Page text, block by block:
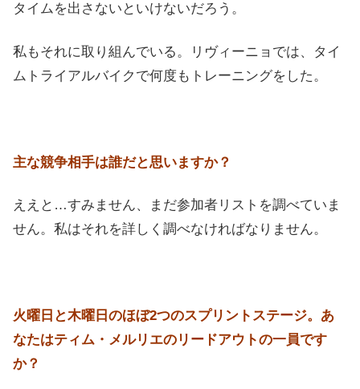
タイムを出さないといけないだろう。
私もそれに取り組んでいる。リヴィーニョでは、タイ
ムトライアルバイクで何度もトレーニングをした。
主な競争相手は誰だと思いますか？
ええと…すみません、まだ参加者リストを調べていま
せん。私はそれを詳しく調べなければなりません。
火曜日と木曜日のほぼ2つのスプリントステージ。あ
なたはティム・メルリエのリードアウトの一員です
か？